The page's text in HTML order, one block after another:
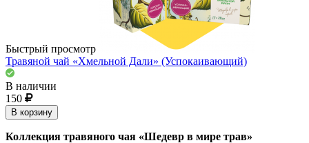
Быстрый просмотр
Травяной чай «Хмельной Дали» (Успокаивающий)
В наличии
150
В корзину
Коллекция травяного чая «Шедевр в мире трав»